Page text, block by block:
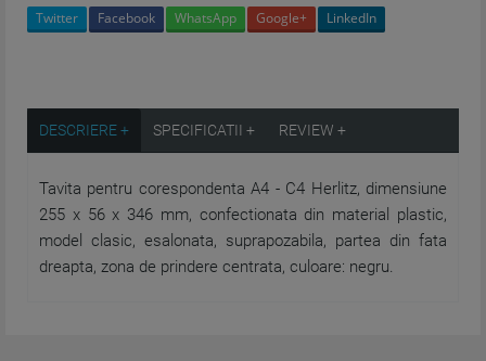
Twitter Facebook WhatsApp Google+ LinkedIn
DESCRIERE + SPECIFICATII + REVIEW +
Tavita pentru corespondenta A4 - C4 Herlitz, dimensiune
255 x 56 x 346 mm, confectionata din material plastic,
model clasic, esalonata, suprapozabila, partea din fata
dreapta, zona de prindere centrata, culoare: negru.